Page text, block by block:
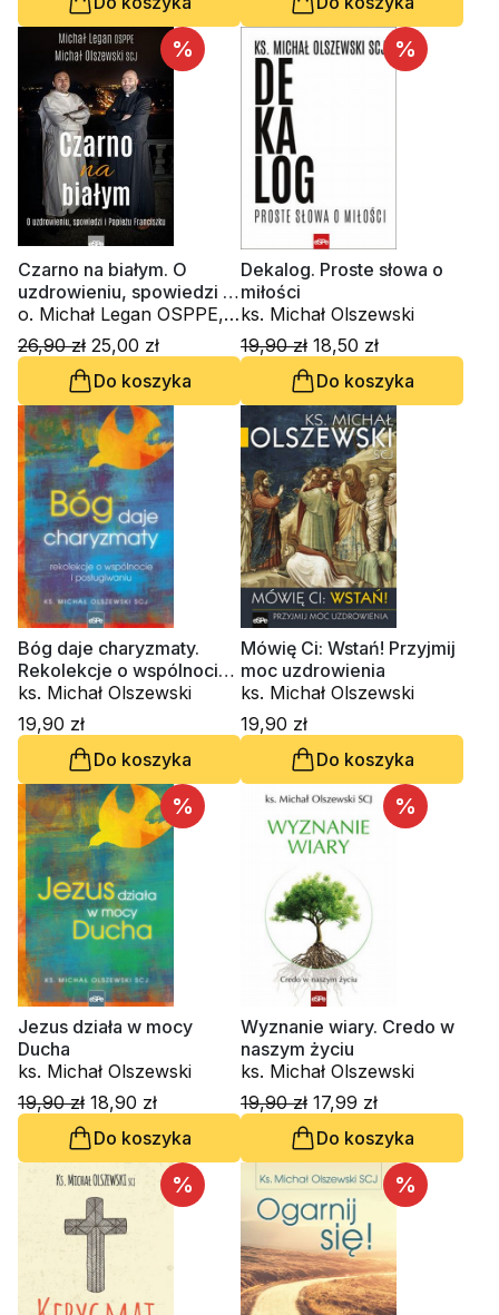
%
Czarno na białym. O
uzdrowieniu, spowiedzi i
Papieżu Franciszku
o. Michał Legan OSPPE,
ks. Michał Olszewski
26,90 zł 25,00 zł
Do koszyka
%
Dekalog. Proste słowa o
miłości
ks. Michał Olszewski
19,90 zł 18,50 zł
Do koszyka
Bóg daje charyzmaty.
Rekolekcje o wspólnocie i
posługiwaniu
ks. Michał Olszewski
19,90 zł
Do koszyka
Mówię Ci: Wstań! Przyjmij
moc uzdrowienia
ks. Michał Olszewski
19,90 zł
Do koszyka
%
Jezus działa w mocy
Ducha
ks. Michał Olszewski
19,90 zł 18,90 zł
Do koszyka
%
Wyznanie wiary. Credo w
naszym życiu
ks. Michał Olszewski
19,90 zł 17,99 zł
Do koszyka
% %